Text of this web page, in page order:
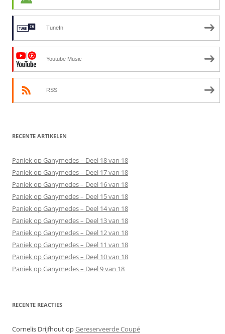
TuneIn
Youtube Music
RSS
RECENTE ARTIKELEN
Paniek op Ganymedes – Deel 18 van 18
Paniek op Ganymedes – Deel 17 van 18
Paniek op Ganymedes – Deel 16 van 18
Paniek op Ganymedes – Deel 15 van 18
Paniek op Ganymedes – Deel 14 van 18
Paniek op Ganymedes – Deel 13 van 18
Paniek op Ganymedes – Deel 12 van 18
Paniek op Ganymedes – Deel 11 van 18
Paniek op Ganymedes – Deel 10 van 18
Paniek op Ganymedes – Deel 9 van 18
RECENTE REACTIES
Cornelis DrijfhoutopGereserveerde Coupé